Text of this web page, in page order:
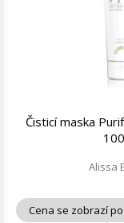
Čisticí maska
Alissa
Cena se zobrazí